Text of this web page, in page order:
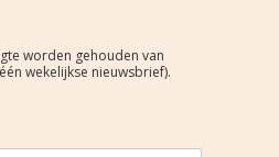
worden gehouden van
wekelijkse nieuwsbrief).